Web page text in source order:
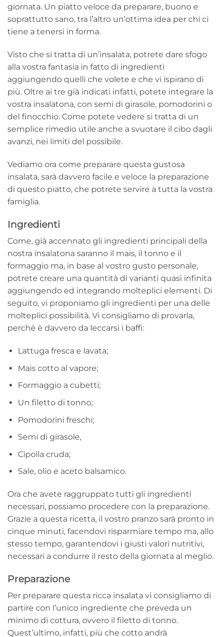
giornata. Un piatto veloce da preparare, buono e
soprattutto sano, tra l’altro un’ottima idea per chi ci
tiene a tenersi in forma.
Visto che si tratta di un’insalata, potrete dare sfogo
alla vostra fantasia in fatto di ingredienti
aggiungendo quelli che volete e che vi ispirano di
più. Oltre ai tre già indicati infatti, potete integrare la
vostra insalatona, con semi di girasole, pomodorini o
del finocchio. Come potete vedere si tratta di un
semplice rimedio utile anche a svuotare il cibo dagli
avanzi, nei limiti del possibile.
Vediamo ora come preparare questa gustosa
insalata, sarà davvero facile e veloce la preparazione
di questo piatto, che potrete servire a tutta la vostra
famiglia.
Ingredienti
Come, già accennato gli ingredienti principali della
nostra insalatona saranno il mais, il tonno e il
formaggio ma, in base al vostro gusto personale,
potrete creare una quantità di varianti quasi infinita
aggiungendo ed integrando molteplici elementi. Di
seguito, vi proponiamo gli ingredienti per una delle
molteplici possibilità. Vi consigliamo di provarla,
perché è davvero da leccarsi i baffi:
Lattuga fresca e lavata;
Mais cotto al vapore;
Formaggio a cubetti;
Un filetto di tonno;
Pomodorini freschi;
Semi di girasole,
Cipolla cruda;
Sale, olio e aceto balsamico.
Ora che avete raggruppato tutti gli ingredienti
necessari, possiamo procedere con la preparazione.
Grazie a questa ricetta, il vostro pranzo sarà pronto in
cinque minuti, facendovi risparmiare tempo ma, allo
stesso tempo, garantendovi i giusti valori nutritivi,
necessari a condurre il resto della giornata al meglio.
Preparazione
Per preparare questa ricca insalata vi consigliamo di
partire con l’unico ingrediente che preveda un
minimo di cottura, ovvero il filetto di tonno.
Quest’ultimo, infatti, più che cotto andrà